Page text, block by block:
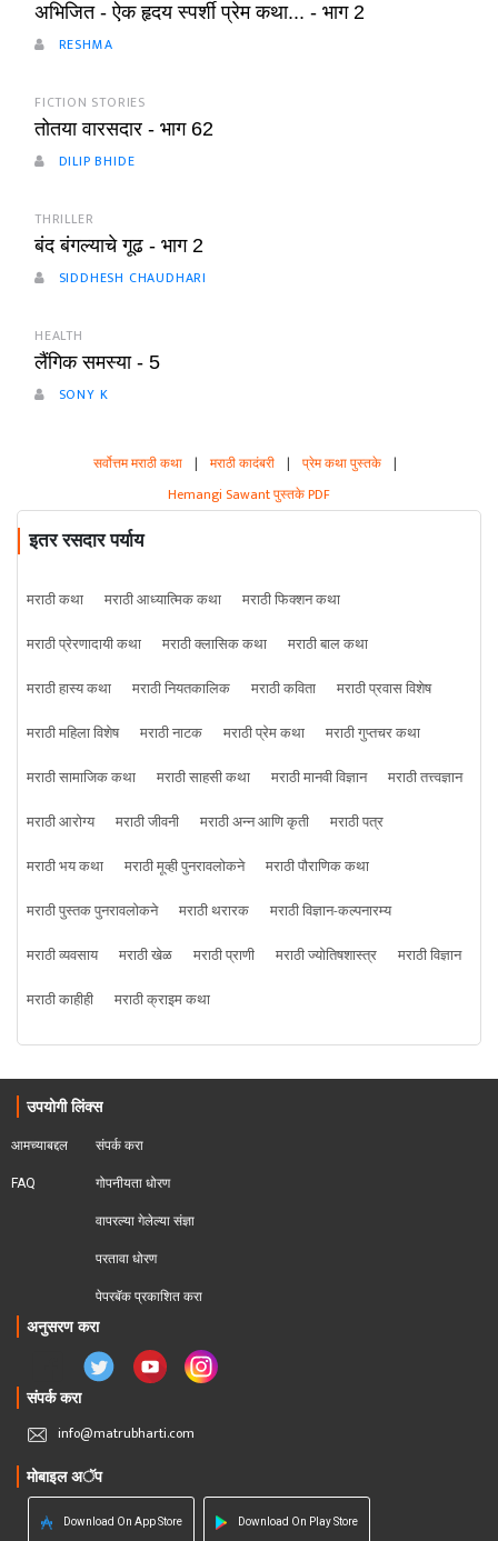
अभिजित - ऐक हृदय स्पर्शी प्रेम कथा... - भाग 2
RESHMA
FICTION STORIES
तोतया वारसदार - भाग 62
DILIP BHIDE
THRILLER
बंद बंगल्याचे गूढ - भाग 2
SIDDHESH CHAUDHARI
HEALTH
लैंगिक समस्या - 5
SONY K
सर्वोत्तम मराठी कथा | मराठी कादंबरी | प्रेम कथा पुस्तके |
Hemangi Sawant पुस्तके PDF
इतर रसदार पर्याय
मराठी कथा मराठी आध्यात्मिक कथा
मराठी फिक्शन कथा
मराठी प्रेरणादायी कथा
मराठी क्लासिक कथा
मराठी बाल कथा
मराठी हास्य कथा
मराठी नियतकालिक मराठी कविता
मराठी प्रवास विशेष
मराठी महिला विशेष
मराठी नाटक मराठी प्रेम कथा
मराठी गुप्तचर कथा
मराठी सामाजिक कथा
मराठी साहसी कथा मराठी मानवी विज्ञान
मराठी तत्त्वज्ञान
मराठी आरोग्य
मराठी जीवनी मराठी अन्न आणि कृती
मराठी पत्र
मराठी भय कथा
मराठी मूव्ही पुनरावलोकने
मराठी पौराणिक कथा
मराठी पुस्तक पुनरावलोकने
मराठी थरारक
मराठी विज्ञान-कल्पनारम्य
मराठी व्यवसाय
मराठी खेळ मराठी प्राणी मराठी ज्योतिषशास्त्र
मराठी विज्ञान
मराठी काहीही
मराठी क्राइम कथा
उपयोगी लिंक्स
आमच्याबद्दल
FAQ
संपर्क करा
गोपनीयता धोरण
वापरल्या गेलेल्या संज्ञा
परतावा धोरण
पेपरबॅक प्रकाशित करा
अनुसरण करा
संपर्क करा
info@matrubharti.com
मोबाइल अॅप
Download On App Store Download On Play Store